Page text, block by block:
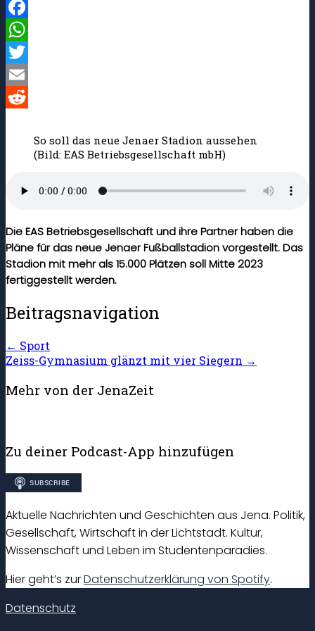
Facebook
WhatsApp
Twitter
Email
So soll das neue Jenaer Stadion aussehen
(Bild: EAS Betriebsgesellschaft mbH)
Die EAS Betriebsgesellschaft und ihre Partner haben die
Pläne für das neue Jenaer Fußballstadion vorgestellt. Das
Stadion mit mehr als 15.000 Plätzen soll Mitte 2023
fertiggestellt werden.
Beitragsnavigation
← Sport
Zeiss-Gymnasium glänzt mit vier Siegern →
Mehr von der JenaZeit
Zu deiner Podcast-App hinzufügen
Aktuelle Nachrichten und Geschichten aus Jena. Politik,
Gesellschaft, Wirtschaft in der Lichtstadt. Kultur,
Wissenschaft und Leben im Studentenparadies.
Hier geht’s zurDatenschutzerklärung von Spotify.
Datenschutz